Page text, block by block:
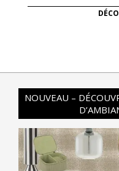
NOUVEAU –